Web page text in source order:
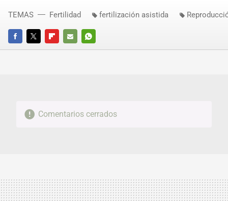
FACEBOOKTWITTERFLIPBOARD
E-
WHATSAPP
TEMAS Fertilidad fertilización asistida
Comentarios cerrados